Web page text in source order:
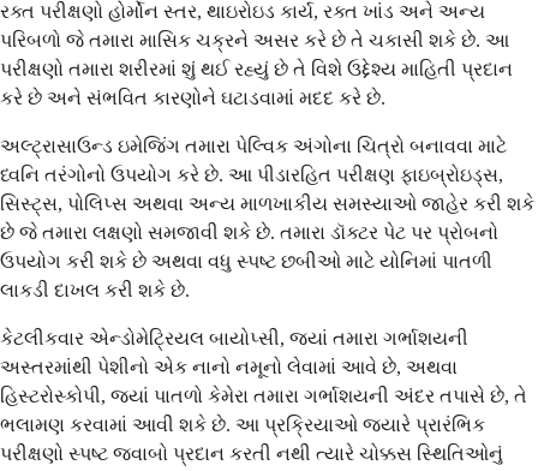
રક્ત પરીક્ષણો હોર્મોન સ્તર, થાઇરોઇડ કાર્ય, રક્ત ખાંડ અને અન્ય
પરિબળો જે તમારા માસિક ચક્રને અસર કરે છે તે ચકાસી શકે છે. આ
પરીક્ષણો તમારા શરીરમાં શું થઈ રહ્યું છે તે વિશે ઉદ્દેશ્ય માહિતી પ્રદાન
કરે છે અને સંભવિત કારણોને ઘટાડવામાં મદદ કરે છે.
અલ્ટ્રાસાઉન્ડ ઇમેજિંગ તમારા પેલ્વિક અંગોના ચિત્રો બનાવવા માટે
ધ્વનિ તરંગોનો ઉપયોગ કરે છે. આ પીડારહિત પરીક્ષણ ફાઇબ્રોઇડ્સ,
સિસ્ટ્સ, પોલિપ્સ અથવા અન્ય માળખાકીય સમસ્યાઓ જાહેર કરી શકે
છે જે તમારા લક્ષણો સમજાવી શકે છે. તમારા ડૉક્ટર પેટ પર પ્રોબનો
ઉપયોગ કરી શકે છે અથવા વધુ સ્પષ્ટ છબીઓ માટે યોનિમાં પાતળી
લાકડી દાખલ કરી શકે છે.
કેટલીકવાર એન્ડોમેટ્રિયલ બાયોપ્સી, જ્યાં તમારા ગર્ભાશયની
અસ્તરમાંથી પેશીનો એક નાનો નમૂનો લેવામાં આવે છે, અથવા
હિસ્ટરોસ્કોપી, જ્યાં પાતળો કેમેરા તમારા ગર્ભાશયની અંદર તપાસે છે, તે
ભલામણ કરવામાં આવી શકે છે. આ પ્રક્રિયાઓ જ્યારે પ્રારંભિક
પરીક્ષણો સ્પષ્ટ જવાબો પ્રદાન કરતી નથી ત્યારે ચોક્કસ સ્થિતિઓનું